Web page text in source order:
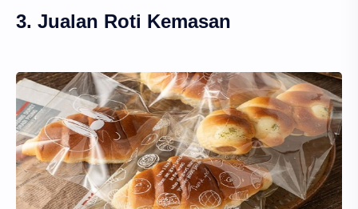
3. Jualan Roti Kemasan